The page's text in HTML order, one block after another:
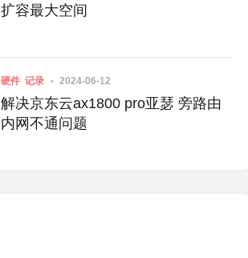
扩容最大空间
硬件 记录 2024-06-12
解决京东云ax1800 pro亚瑟 旁路由
内网不通问题